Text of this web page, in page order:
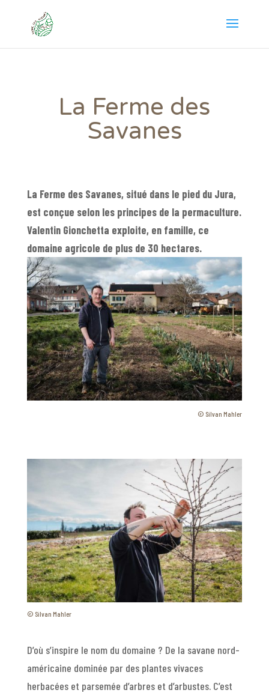
La Ferme des
Savanes
La Ferme des Savanes, situé dans le pied du Jura,
est conçue selon les principes de la permaculture.
Valentin Gionchetta exploite, en famille, ce
domaine agricole de plus de 30 hectares.
© Silvan Mahler
© Silvan Mahler
D’où s’inspire le nom du domaine ? De la savane nord-
américaine dominée par des plantes vivaces
herbacées et parsemée d’arbres et d’arbustes. C’est